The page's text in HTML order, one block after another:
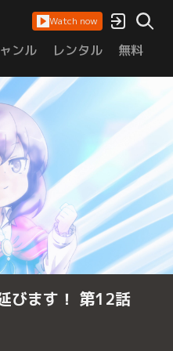
Watch now
ンル レンタル 無料
びます！ 第12話